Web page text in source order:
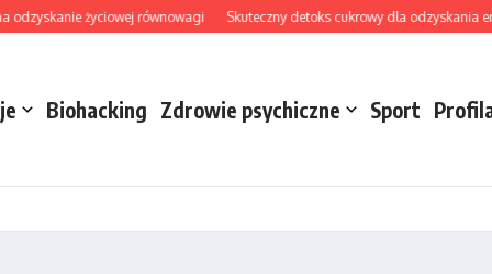
życiowej równowagi Skuteczny detoks cukrowy dla odzyskania
Biohacking Zdrowie psychiczne Sport